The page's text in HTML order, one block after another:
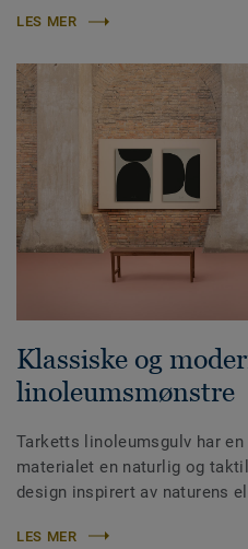
LES MER
Klassiske og
linoleumsmønstre
Tarketts linoleumsgulv har
materialet en naturlig og
design inspirert av naturens
LES MER